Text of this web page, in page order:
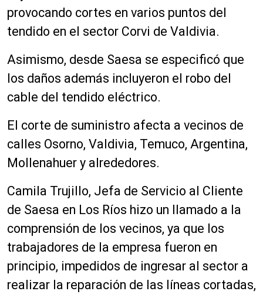
provocando cortes en varios puntos del
tendido en el sector Corvi de Valdivia.
Asimismo, desde Saesa se especificó que
los daños además incluyeron el robo del
cable del tendido eléctrico.
El corte de suministro afecta a vecinos de
calles Osorno, Valdivia, Temuco, Argentina,
Mollenahuer y alrededores.
Camila Trujillo, Jefa de Servicio al Cliente
de Saesa en Los Ríos hizo un llamado a la
comprensión de los vecinos, ya que los
trabajadores de la empresa fueron en
principio, impedidos de ingresar al sector a
realizar la reparación de las líneas cortadas,